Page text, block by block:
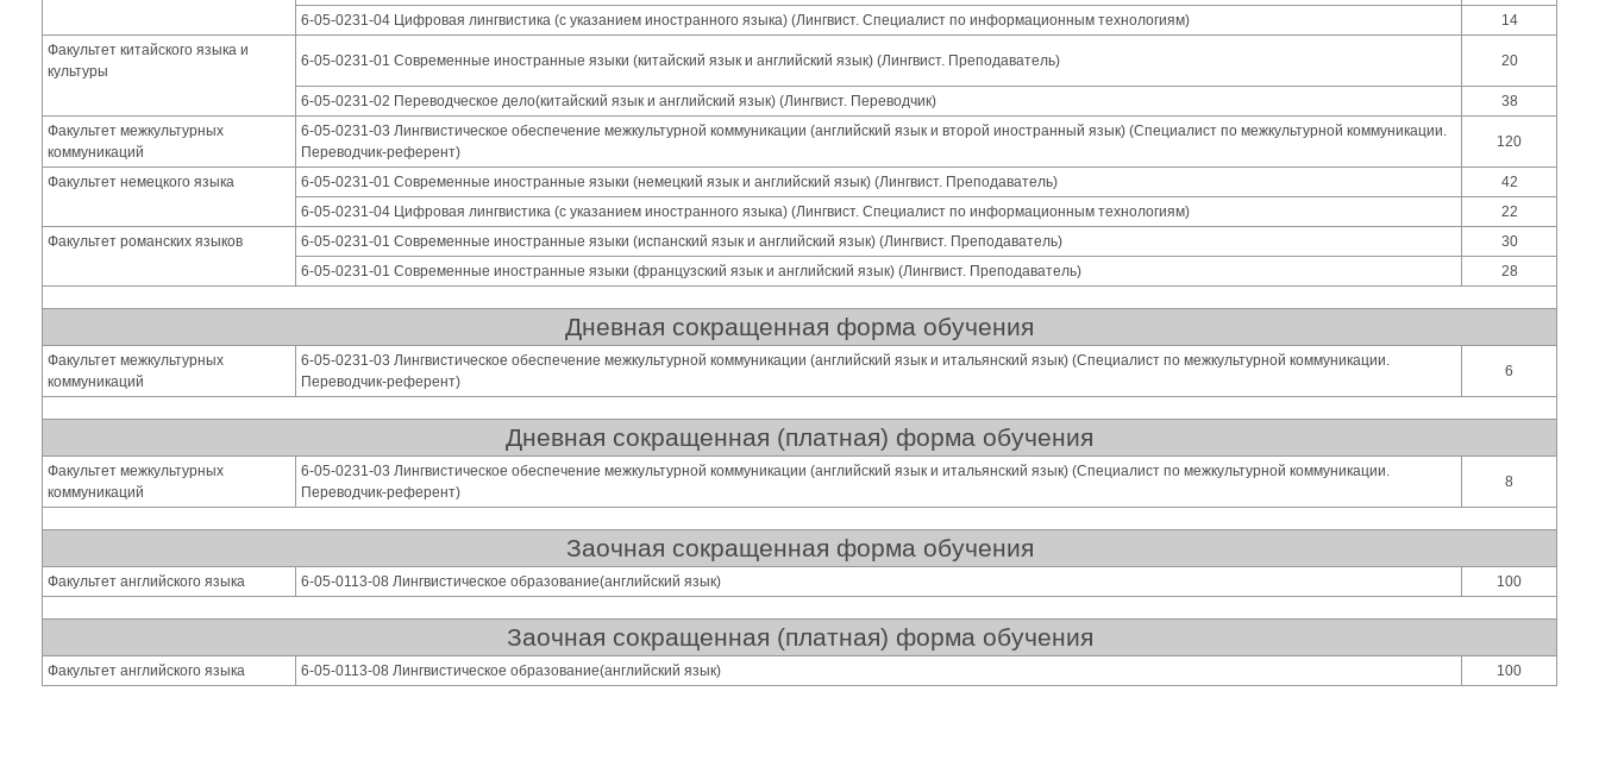
6-05-0231-04 Цифровая лингвистика (с указанием иностранного языка) (Лингвист. Специалист по информационным технологиям)
14
Факультет китайского языка и
культуры
6-05-0231-01 Современные иностранные языки (китайский язык и английский язык) (Лингвист. Преподаватель) 20
6-05-0231-02 Переводческое дело(китайский язык и английский язык) (Лингвист. Переводчик)
38
Факультет межкультурных
коммуникаций
6-05-0231-03 Лингвистическое обеспечение межкультурной коммуникации (английский язык и второй иностранный язык) (Специалист по межкультурной коммуникации.
Переводчик-референт)
120
Факультет немецкого языка 6-05-0231-01 Современные иностранные языки (немецкий язык и английский язык) (Лингвист. Преподаватель)
42
6-05-0231-04 Цифровая лингвистика (с указанием иностранного языка) (Лингвист. Специалист по информационным технологиям)
22
Факультет романских языков
6-05-0231-01 Современные иностранные языки (испанский язык и английский язык) (Лингвист. Преподаватель)
30
6-05-0231-01 Современные иностранные языки (французский язык и английский язык) (Лингвист. Преподаватель)
28
Дневная сокращенная форма обучения
Факультет межкультурных
коммуникаций
6-05-0231-03 Лингвистическое обеспечение межкультурной коммуникации (английский язык и итальянский язык) (Специалист по межкультурной коммуникации.
Переводчик-референт)
6
Дневная сокращенная (платная) форма обучения
Факультет межкультурных
коммуникаций
6-05-0231-03 Лингвистическое обеспечение межкультурной коммуникации (английский язык и итальянский язык) (Специалист по межкультурной коммуникации.
Переводчик-референт)
8
Заочная сокращенная форма обучения
Факультет английского языка 6-05-0113-08 Лингвистическое образование(английский язык) 100
Заочная сокращенная (платная) форма обучения
Факультет английского языка 6-05-0113-08 Лингвистическое образование(английский язык) 100